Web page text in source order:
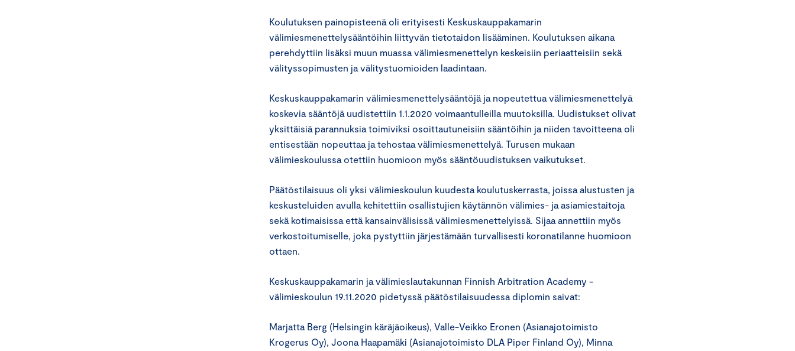
Koulutuksen painopisteenä oli erityisesti Keskuskauppakamarin
välimiesmenettelysääntöihin liittyvän tietotaidon lisääminen. Koulutuksen aikana
perehdyttiin lisäksi muun muassa välimiesmenettelyn keskeisiin periaatteisiin sekä
välityssopimusten ja välitystuomioiden laadintaan.
Keskuskauppakamarin välimiesmenettelysääntöjä ja nopeutettua välimiesmenettelyä
koskevia sääntöjä uudistettiin 1.1.2020 voimaantulleilla muutoksilla. Uudistukset olivat
yksittäisiä parannuksia toimiviksi osoittautuneisiin sääntöihin ja niiden tavoitteena oli
entisestään nopeuttaa ja tehostaa välimiesmenettelyä. Turusen mukaan
välimieskoulussa otettiin huomioon myös sääntöuudistuksen vaikutukset.
Päätöstilaisuus oli yksi välimieskoulun kuudesta koulutuskerrasta, joissa alustusten ja
keskusteluiden avulla kehitettiin osallistujien käytännön välimies- ja asiamiestaitoja
sekä kotimaisissa että kansainvälisissä välimiesmenettelyissä. Sijaa annettiin myös
verkostoitumiselle, joka pystyttiin järjestämään turvallisesti koronatilanne huomioon
ottaen.
Keskuskauppakamarin ja välimieslautakunnan Finnish Arbitration Academy -
välimieskoulun 19.11.2020 pidetyssä päätöstilaisuudessa diplomin saivat:
Marjatta Berg (Helsingin käräjäoikeus), Valle-Veikko Eronen (Asianajotoimisto
Krogerus Oy), Joona Haapamäki (Asianajotoimisto DLA Piper Finland Oy), Minna